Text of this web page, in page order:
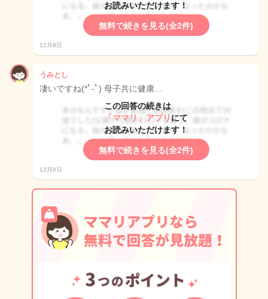
お読みいただけます！
無料で続きを見る(全2件)
12月8日
うみとし
凄いですね(*ﾟ-ﾟ) 母子共に健康…
この回答の続きは
「ママリ」アプリ にて
お読みいただけます！
無料で続きを見る(全2件)
12月8日